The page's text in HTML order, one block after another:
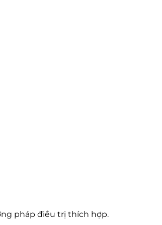
pháp điều trị thích hợp.